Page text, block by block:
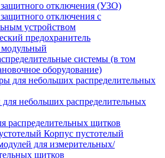
защитного отключения (УЗО)
отключения с
устройством
предохранитель
модульный
системы (в том
оборудование)
для небольших распределительных
распределительных щитков
Корпус пустотелый